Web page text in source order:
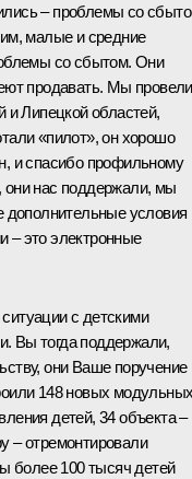
– проблемы со
малые и средние
со сбытом. Они
продавать. Мы провели
и Липецкой областей,
«пилот», он хорошо
и спасибо профильному
они нас поддержали, мы
дополнительные условия
– это электронные
с детскими
Вы тогда поддержали,
они Ваше поручение
148 новых
детей, 34 объекта –
– отремонтировали
более 100 тысяч детей